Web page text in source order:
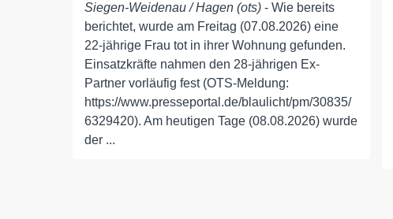
Siegen-Weidenau / Hagen (ots) - Wie bereits
berichtet, wurde am Freitag (07.08.2026) eine
22-jährige Frau tot in ihrer Wohnung gefunden.
Einsatzkräfte nahmen den 28-jährigen Ex-
Partner vorläufig fest (OTS-Meldung:
https://www.presseportal.de/blaulicht/pm/30835/
6329420). Am heutigen Tage (08.08.2026) wurde
der ...